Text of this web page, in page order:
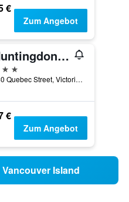
€
Zum Angebot
Huntingdon Hotel and Suites
330 Quebec Street, Victoria, BC, Kanada
€
Zum Angebot
Island